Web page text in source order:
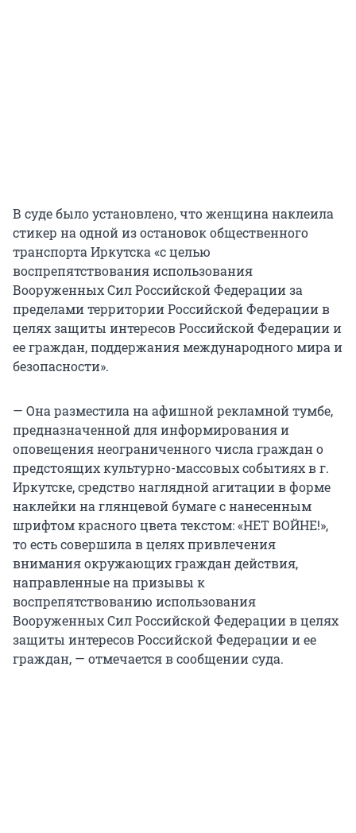
В суде было установлено, что женщина наклеила
стикер на одной из остановок общественного
транспорта Иркутска «с целью
воспрепятствования использования
Вооруженных Сил Российской Федерации за
пределами территории Российской Федерации в
целях защиты интересов Российской Федерации и
ее граждан, поддержания международного мира и
безопасности».
— Она разместила на афишной рекламной тумбе,
предназначенной для информирования и
оповещения неограниченного числа граждан о
предстоящих культурно-массовых событиях в г.
Иркутске, средство наглядной агитации в форме
наклейки на глянцевой бумаге с нанесенным
шрифтом красного цвета текстом: «НЕТ ВОЙНЕ!»,
то есть совершила в целях привлечения
внимания окружающих граждан действия,
направленные на призывы к
воспрепятствованию использования
Вооруженных Сил Российской Федерации в целях
защиты интересов Российской Федерации и ее
граждан, — отмечается в сообщении суда.